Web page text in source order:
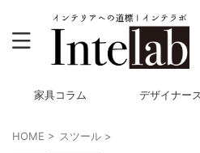
家具コラム デザイナー
HOME > スツール >